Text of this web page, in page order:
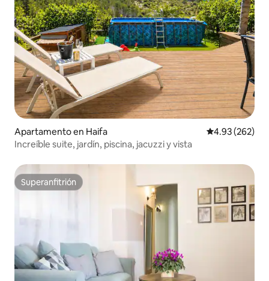
Apartamento en Haifa Calificación
4.93 (262)
Increíble suite, jardín, piscina, jacuzzi y vista
Superanfitrión
Superanfitrión